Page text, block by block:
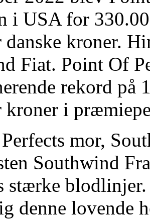
i USA for
kroner.
Fiat. Point Of
rekord på
i
mor,
Southwind
stærke
denne lovende